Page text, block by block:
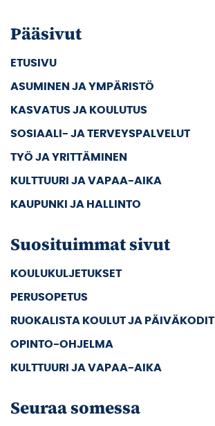
Pääsivut
ETUSIVU
ASUMINEN JA YMPÄRISTÖ
KASVATUS JA KOULUTUS
SOSIAALI- JA TERVEYSPALVELUT
TYÖ JA YRITTÄMINEN
KULTTUURI JA VAPAA-AIKA
KAUPUNKI JA HALLINTO
Suosituimmat sivut
KOULUKULJETUKSET
PERUSOPETUS
RUOKALISTA KOULUT JA PÄIVÄKODIT
OPINTO-OHJELMA
KULTTUURI JA VAPAA-AIKA
Seuraa somessa